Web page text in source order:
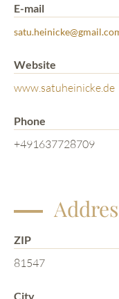
E-mail
Website
www.satuheinicke.de
Phone
+491637728709
ZIP
81547
City